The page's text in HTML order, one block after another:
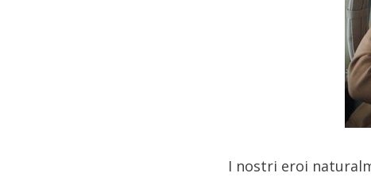
I nostri eroi